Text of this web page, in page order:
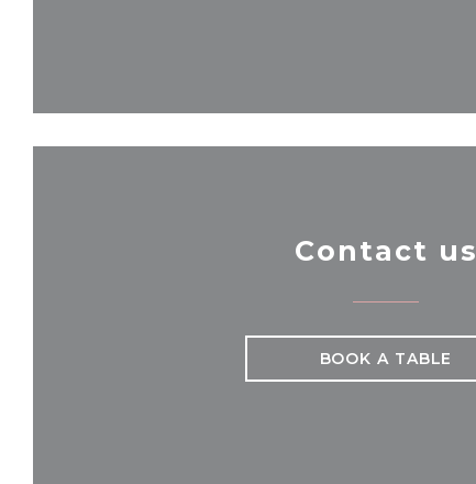
Contact us
BOOK A TABLE